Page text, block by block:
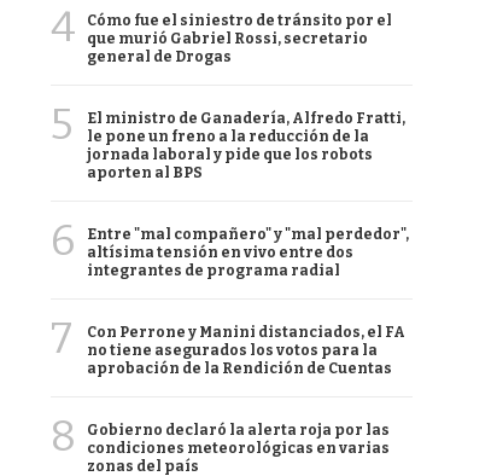
4
Cómo fue el siniestro de tránsito por el
que murió Gabriel Rossi, secretario
general de Drogas
5
El ministro de Ganadería, Alfredo Fratti,
le pone un freno a la reducción de la
jornada laboral y pide que los robots
aporten al BPS
6
Entre "mal compañero" y "mal perdedor",
altísima tensión en vivo entre dos
integrantes de programa radial
7
Con Perrone y Manini distanciados, el FA
no tiene asegurados los votos para la
aprobación de la Rendición de Cuentas
8
Gobierno declaró la alerta roja por las
condiciones meteorológicas en varias
zonas del país